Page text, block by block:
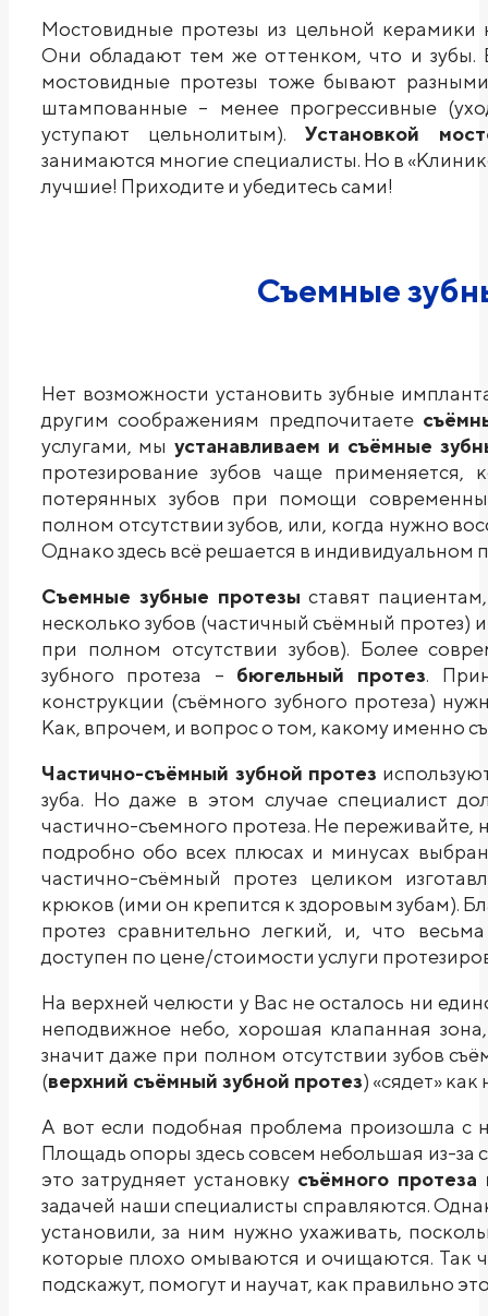
Мостовидные протезы из цельной керамики
Они обладают тем же оттенком, что и зубы.
мостовидные протезы тоже бывают
штампованные – менее прогрессивные
уступают цельнолитым). Установкой
занимаются многие специалисты. Но в
лучшие! Приходите и убедитесь сами!
Съемные
Нет возможности установить зубные
другим соображениям предпочитаете
услугами, мы устанавливаем и съёмные
протезирование зубов чаще применяется,
потерянных зубов при помощи
полном отсутствии зубов, или, когда нужно
Однако здесь всё решается в индивидуальном
Съемные зубные протезы ставят
несколько зубов (частичный съёмный
при полном отсутствии зубов). Более
зубного протеза – бюгельный протез.
конструкции (съёмного зубного протеза)
Как, впрочем, и вопрос о том, какому именно
Частично-съёмный зубной протез
зуба. Но даже в этом случае специалист
частично-съемного протеза. Не переживайте,
подробно обо всех плюсах и минусах
частично-съёмный протез целиком
крюков (ими он крепится к здоровым зубам).
протез сравнительно легкий, и, что
доступен по цене/стоимости услуги
На верхней челюсти у Вас не осталось ни
неподвижное небо, хорошая клапанная
значит даже при полном отсутствии зубов
(верхний съёмный зубной протез) «сядет» как
А вот если подобная проблема произошла с
Площадь опоры здесь совсем небольшая из-за
это затрудняет установку съёмного
задачей наши специалисты справляются.
установили, за ним нужно ухаживать,
которые плохо омываются и очищаются. Так
подскажут, помогут и научат, как правильно